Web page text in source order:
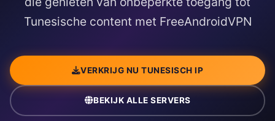
Tunesische content met FreeAndroidVPN
VERKRIJG NU TUNESISCH IP
BEKIJK ALLE SERVERS